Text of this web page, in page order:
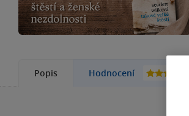
Popis Hodnocení